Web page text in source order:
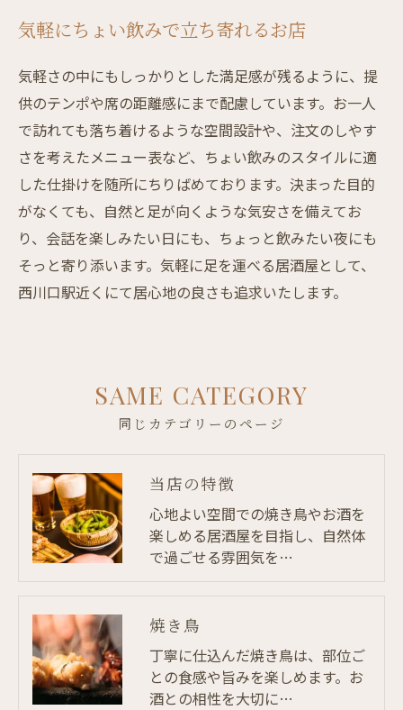
気軽にちょい飲みで立ち寄れるお店
気軽さの中にもしっかりとした満足感が残るように、提
供のテンポや席の距離感にまで配慮しています。お一人
で訪れても落ち着けるような空間設計や、注文のしやす
さを考えたメニュー表など、ちょい飲みのスタイルに適
した仕掛けを随所にちりばめております。決まった目的
がなくても、自然と足が向くような気安さを備えてお
り、会話を楽しみたい日にも、ちょっと飲みたい夜にも
そっと寄り添います。気軽に足を運べる居酒屋として、
西川口駅近くにて居心地の良さも追求いたします。
同じカテゴリーのページ
SAME CATEGORY
当店の特徴
心地よい空間での焼き鳥やお酒を
楽しめる居酒屋を目指し、自然体
で過ごせる雰囲気を…
焼き鳥
丁寧に仕込んだ焼き鳥は、部位ご
との食感や旨みを楽しめます。お
酒との相性を大切に…